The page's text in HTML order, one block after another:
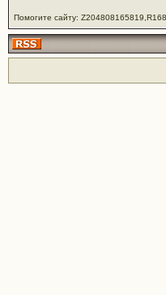
Помогите сайту: